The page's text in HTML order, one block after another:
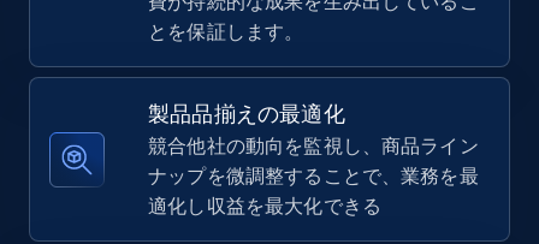
price, Final price, Discount percent, and more.
5.4K+ 667+ 今すぐ始める
TikTok Shop - Collect TikTok shop products
by keywords search
とを保証します。
製品品揃えの最適化
競合他社の動向を監視し、商品ライン
ナップを微調整することで、業務を最
適化し収益を最大化できる